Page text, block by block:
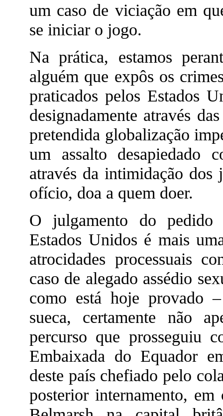
um caso de viciação em
se iniciar o jogo.
Na prática, estamos
alguém que expôs os
praticados pelos Estados
designadamente através
pretendida globalização
um assalto desapiedado
através da intimidação dos
ofício, doa a quem doer.
O julgamento do pedido
Estados Unidos é mais
atrocidades processuais
caso de alegado assédio
como está hoje provado
sueca, certamente não
percurso que prosseguiu
Embaixada do Equador
deste país chefiado pelo
posterior internamento, em